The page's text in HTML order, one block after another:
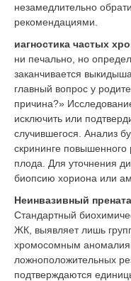
незамедлительно
рекомендациями.
иагностика частых
ни печально, но
заканчивается
главный вопрос у
причина?»
исключить или
случившегося. Анализ
скрининге
плода. Для уточнения
биопсию хориона или
Неинвазивный
Стандартный
ЖК, выявляет лишь
хромосомным
ложноположительных
подтверждаются